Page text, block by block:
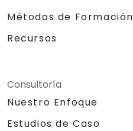
Métodos de Formación
Recursos
Consultoría
Nuestro Enfoque
Estudios de Caso